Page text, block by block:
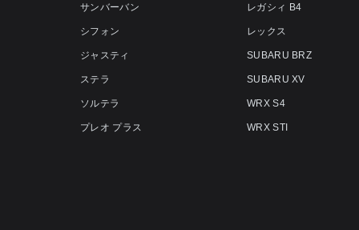
サンバーバン
シフォン
ジャスティ
ステラ
ソルテラ
プレオ プラス
レガシィ B4
レックス
SUBARU BRZ
SUBARU XV
WRX S4
WRX STI